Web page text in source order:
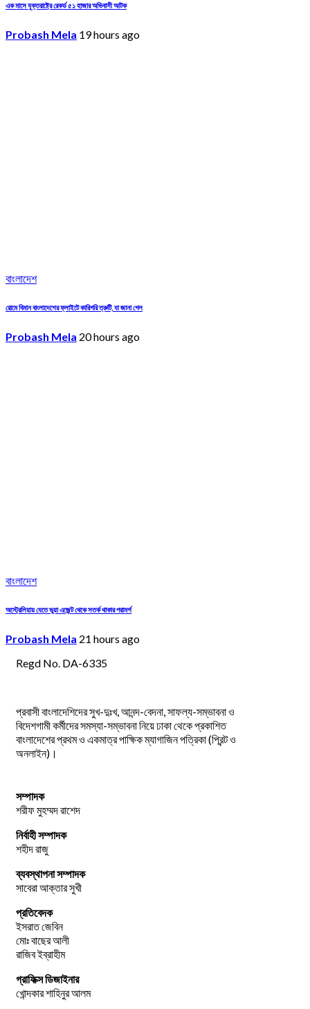
এক মাসে যুক্তরাষ্ট্রে রেকর্ড ৫১ হাজার অভিবাসী আটক
Probash Mela 19 hours ago
বাংলাদেশ
রোমে বিমান বাংলাদেশের ফ্লাইটে কারিগরি ত্রুটি, যা জানা গেল
Probash Mela 20 hours ago
বাংলাদেশ
অস্ট্রেলিয়ায় যেতে ভুয়া এজেন্ট থেকে সতর্ক থাকার পরামর্শ
Probash Mela 21 hours ago
Regd No. DA-6335
প্রবাসী বাংলাদেশিদের সুখ-দুঃখ, আনন্দ-বেদনা, সাফল্য-সম্ভাবনা ও
বিদেশগামী কর্মীদের সমস্যা-সম্ভাবনা নিয়ে ঢাকা থেকে প্রকাশিত
বাংলাদেশের প্রথম ও একমাত্র পাক্ষিক ম্যাগাজিন পত্রিকা (প্রিন্ট ও
অনলাইন)।
সম্পাদক
শরীফ মুহম্মদ রাশেদ
নির্বাহী সম্পাদক
শহীদ রাজু
ব্যবস্থাপনা সম্পাদক
সাবেরা আক্তার সুখী
প্রতিবেদক
ইসরাত জেবিন
মোঃ বাছের আলী
রাজিব ইব্রাহীম
গ্রাফিক্স ডিজাইনার
খোন্দকার শাহিনুর আলম